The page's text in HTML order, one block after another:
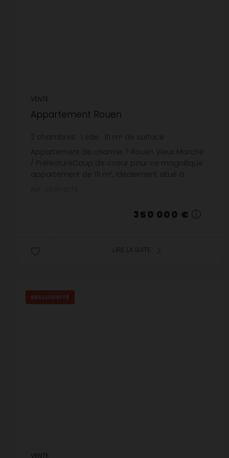
VENTE
Appartement Rouen
2 chambres 1 sde 111 m² de surface
3 153,15 €
prix / m²
Appartement de charme ? Rouen Vieux Marché
/ PréfectureCoup de coeur pour ce magnifique
appartement de 111 m², idéalement situé à
350 000 €
LIRE LA SUITE
EXCLUSIVITÉ
VENTE